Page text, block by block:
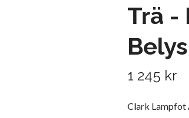
Trä -
1 245 kr
Clark Lampfot